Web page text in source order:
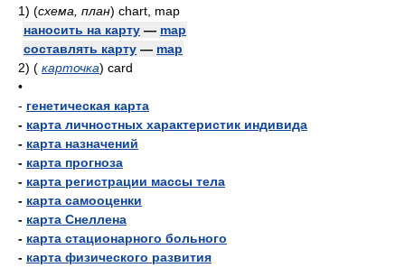
1) (схема, план) chart, map
наносить на карту — map
составлять карту — map
2) ( карточка) card
•
- генетическая карта
- карта личностных характеристик индивида
- карта назначений
- карта прогноза
- карта регистрации массы тела
- карта самооценки
- карта Снеллена
- карта стационарного больного
- карта физического развития